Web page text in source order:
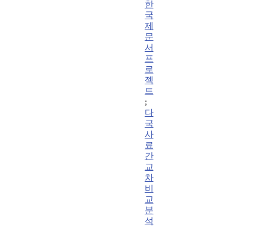
한
국
제
문
서
프
로
젝
트
;
다
국
사
료
간
교
차
비
교
분
석